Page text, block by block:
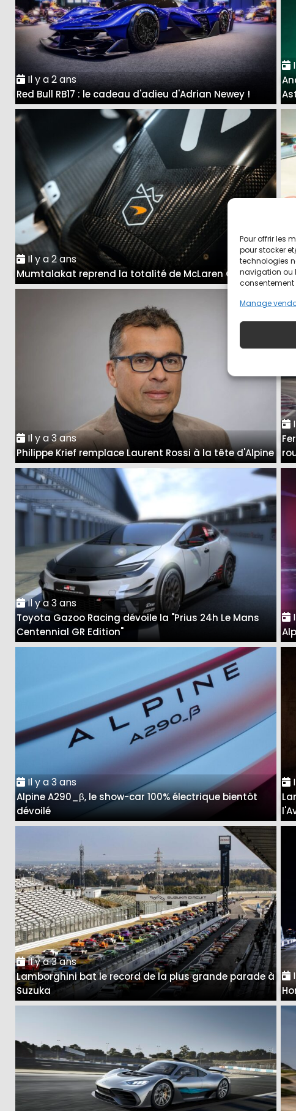
Pour offrir les
pour stocker
technologies
navigation ou
consentement
Manage
Il y a 2 ans
Red Bull RB17 : le cadeau d'adieu d'Adrian Newey !
Il y a 2 ans
Mumtalakat reprend la totalité de McLaren Group
Il y a 3 ans
Philippe Krief remplace Laurent Rossi à la tête d'Alpine
Il y a 3 ans
Toyota Gazoo Racing dévoile la "Prius 24h Le Mans
Centennial GR Edition"
Il y a 3 ans
Alpine A290_β, le show-car 100% électrique bientôt
dévoilé
Il y a 3 ans
Lamborghini bat le record de la plus grande parade à
Suzuka